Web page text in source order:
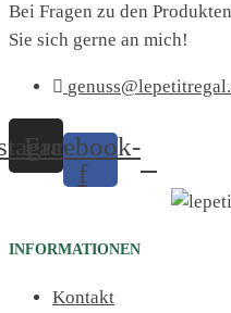
Bei Fragen zu den
Sie sich gerne an mich!
Facebook-
f
INFORMATIONEN
Kontakt